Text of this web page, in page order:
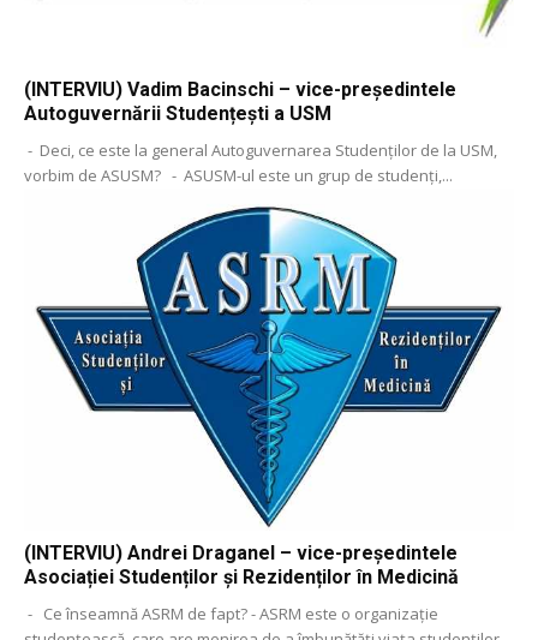
(INTERVIU) Vadim Bacinschi – vice-președintele
Autoguvernării Studențești a USM
- Deci, ce este la general Autoguvernarea Studenților de la USM,
vorbim de ASUSM? - ASUSM-ul este un grup de studenți,...
(INTERVIU) Andrei Draganel – vice-președintele
Asociației Studenților și Rezidenților în Medicină
- Ce înseamnă ASRM de fapt? - ASRM este o organizație